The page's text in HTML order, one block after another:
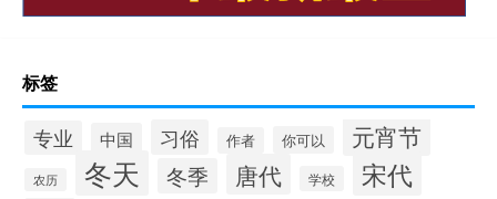
标签
专业 中国 习俗 作者 你可以 元宵节
农历 冬天 冬季 唐代 学校 宋代